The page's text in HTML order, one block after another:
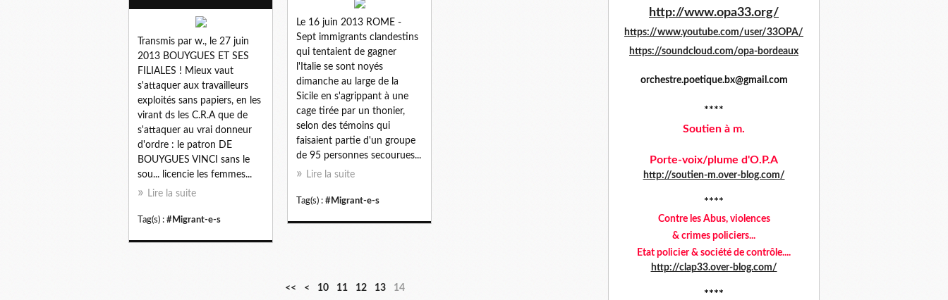
Transmis par w., le 27 juin
2013 BOUYGUES ET SES
FILIALES ! Mieux vaut
s'attaquer aux travailleurs
exploités sans papiers, en les
virant ds les C.R.A que de
s'attaquer au vrai donneur
d'ordre : le patron DE
BOUYGUES VINCI sans le
sou... licencie les femmes...
Lire la suite
Tag(s) : #Migrant-e-s
Le 16 juin 2013 ROME -
Sept immigrants clandestins
qui tentaient de gagner
l'Italie se sont noyés
dimanche au large de la
Sicile en s'agrippant à une
cage tirée par un thonier,
selon des témoins qui
faisaient partie d'un groupe
de 95 personnes secourues...
Lire la suite
Tag(s) : #Migrant-e-s
<< < 10 11 12 13 14
http://www.opa33.org/
https://www.youtube.com/user/33OPA/
https://soundcloud.com/opa-bordeaux
orchestre.poetique.bx@gmail.com
****
Soutien à m.
Porte-voix/plume d'O.P.A
http://soutien-m.over-blog.com/
****
Contre les Abus, violences
& crimes policiers...
Etat policier & société de contrôle....
http://clap33.over-blog.com/
****